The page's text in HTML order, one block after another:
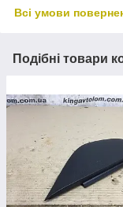
Всі умови
Подібні товари